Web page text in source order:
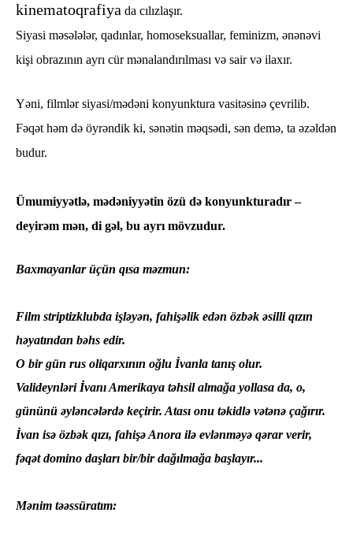
kinematoqrafiya da cılızlaşır.
Siyasi məsələlər, qadınlar, homoseksuallar, feminizm, ənənəvi
kişi obrazının ayrı cür mənalandırılması və sair və ilaxır.
Yəni, filmlər siyasi/mədəni konyunktura vasitəsinə çevrilib.
Fəqət həm də öyrəndik ki, sənətin məqsədi, sən demə, ta əzəldən
budur.
Ümumiyyətlə, mədəniyyətin özü də konyunkturadır –
deyirəm mən, di gəl, bu ayrı mövzudur.
Baxmayanlar üçün qısa məzmun:
Film striptizklubda işləyən, fahişəlik edən özbək əsilli qızın
həyatından bəhs edir.
O bir gün rus oliqarxının oğlu İvanla tanış olur.
Valideynləri İvanı Amerikaya təhsil almağa yollasa da, o,
gününü əyləncələrdə keçirir. Atası onu təkidlə vətənə çağırır.
İvan isə özbək qızı, fahişə Anora ilə evlənməyə qərar verir,
fəqət domino daşları bir/bir dağılmağa başlayır...
Mənim təəssüratım: